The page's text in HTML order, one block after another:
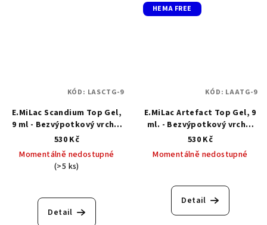
E.MiLac Scandium Top Gel,
9 ml - Bezvýpotkový vrchní
top gel
530 Kč
Momentálně nedostupné
(>5 ks)
Detail
KÓD: LASCTG-9
HEMA FREE
E.MiLac Artefact Top Gel, 9
ml. - Bezvýpotkový vrchní
top gel
530 Kč
Momentálně nedostupné
Detail
KÓD: LAATG-9